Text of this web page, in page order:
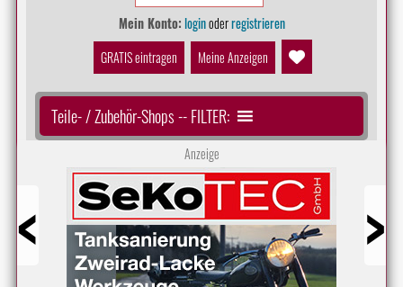
Mein Konto:loginoderregistrieren
GRATIS eintragen
Meine Anzeigen
Teile- / Zubehör-Shops -- FILTER:
Anzeige